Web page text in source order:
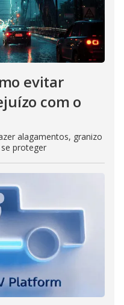
evitar
com o
alagamentos, granizo
proteger